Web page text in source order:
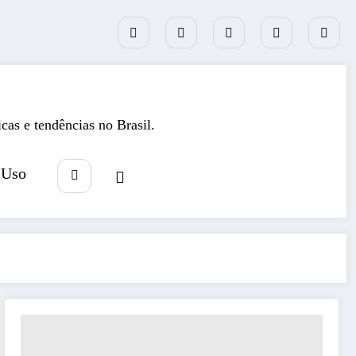
e tendências no Brasil.